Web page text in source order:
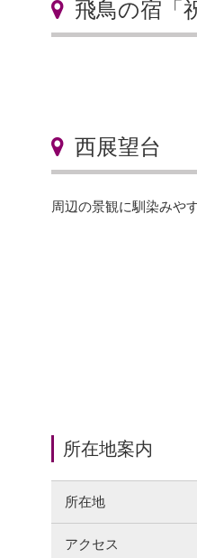
飛鳥の宿「
西展望台
周辺の景観に馴染みや
所在地案内
所在地
アクセス